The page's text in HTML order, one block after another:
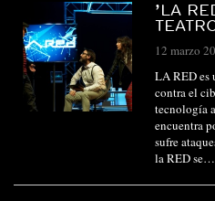
’LA
12 marzo
LA RED es
contra el
tecnología
encuentra
sufre
la RED se…